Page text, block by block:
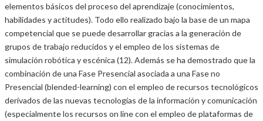
elementos básicos del proceso del aprendizaje (conocimientos,
habilidades y actitudes). Todo ello realizado bajo la base de un mapa
competencial que se puede desarrollar gracias a la generación de
grupos de trabajo reducidos y el empleo de los sistemas de
simulación robótica y escénica (12). Además se ha demostrado que la
combinación de una Fase Presencial asociada a una Fase no
Presencial (blended-learning) con el empleo de recursos tecnológicos
derivados de las nuevas tecnologías de la información y comunicación
(especialmente los recursos on line con el empleo de plataformas de